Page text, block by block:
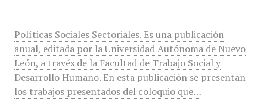
Políticas Sociales Sectoriales. Es una publicación
anual, editada por la Universidad Autónoma de Nuevo
León, a través de la Facultad de Trabajo Social y
Desarrollo Humano. En esta publicación se presentan
los trabajos presentados del coloquio que…